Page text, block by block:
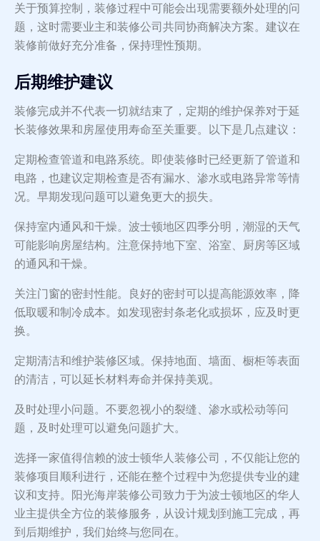
关于预算控制，装修过程中可能会出现需要额外处理的问
题，这时需要业主和装修公司共同协商解决方案。建议在
装修前做好充分准备，保持理性预期。
后期维护建议
装修完成并不代表一切就结束了，定期的维护保养对于延
长装修效果和房屋使用寿命至关重要。以下是几点建议：
定期检查管道和电路系统。即使装修时已经更新了管道和
电路，也建议定期检查是否有漏水、渗水或电路异常等情
况。早期发现问题可以避免更大的损失。
保持室内通风和干燥。波士顿地区四季分明，潮湿的天气
可能影响房屋结构。注意保持地下室、浴室、厨房等区域
的通风和干燥。
关注门窗的密封性能。良好的密封可以提高能源效率，降
低取暖和制冷成本。如发现密封条老化或损坏，应及时更
换。
定期清洁和维护装修区域。保持地面、墙面、橱柜等表面
的清洁，可以延长材料寿命并保持美观。
及时处理小问题。不要忽视小的裂缝、渗水或松动等问
题，及时处理可以避免问题扩大。
选择一家值得信赖的波士顿华人装修公司，不仅能让您的
装修项目顺利进行，还能在整个过程中为您提供专业的建
议和支持。阳光海岸装修公司致力于为波士顿地区的华人
业主提供全方位的装修服务，从设计规划到施工完成，再
到后期维护，我们始终与您同在。